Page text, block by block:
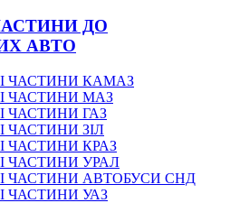
ДО
АВТО
ЧАСТИНИ КАМАЗ
ЧАСТИНИ МАЗ
ЧАСТИНИ ГАЗ
ЧАСТИНИ ЗІЛ
ЧАСТИНИ КРАЗ
ЧАСТИНИ УРАЛ
ЧАСТИНИ АВТОБУСИ СНД
ЧАСТИНИ УАЗ